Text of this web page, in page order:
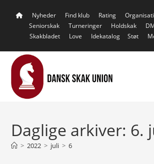
Nyheder Find klub Rating
Seniorskak
Turneringer Holdskak
Skakbladet
Love Idekatalog Støt
Daglige arkiver: 6.
> 2022 > juli > 6